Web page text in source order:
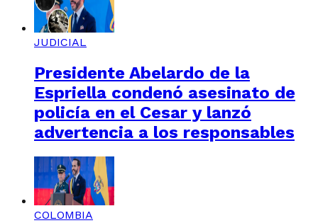
JUDICIAL
Presidente Abelardo de la
Espriella condenó asesinato de
policía en el Cesar y lanzó
advertencia a los responsables
COLOMBIA